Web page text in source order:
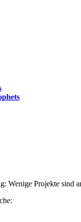
Wenige Projekte sind